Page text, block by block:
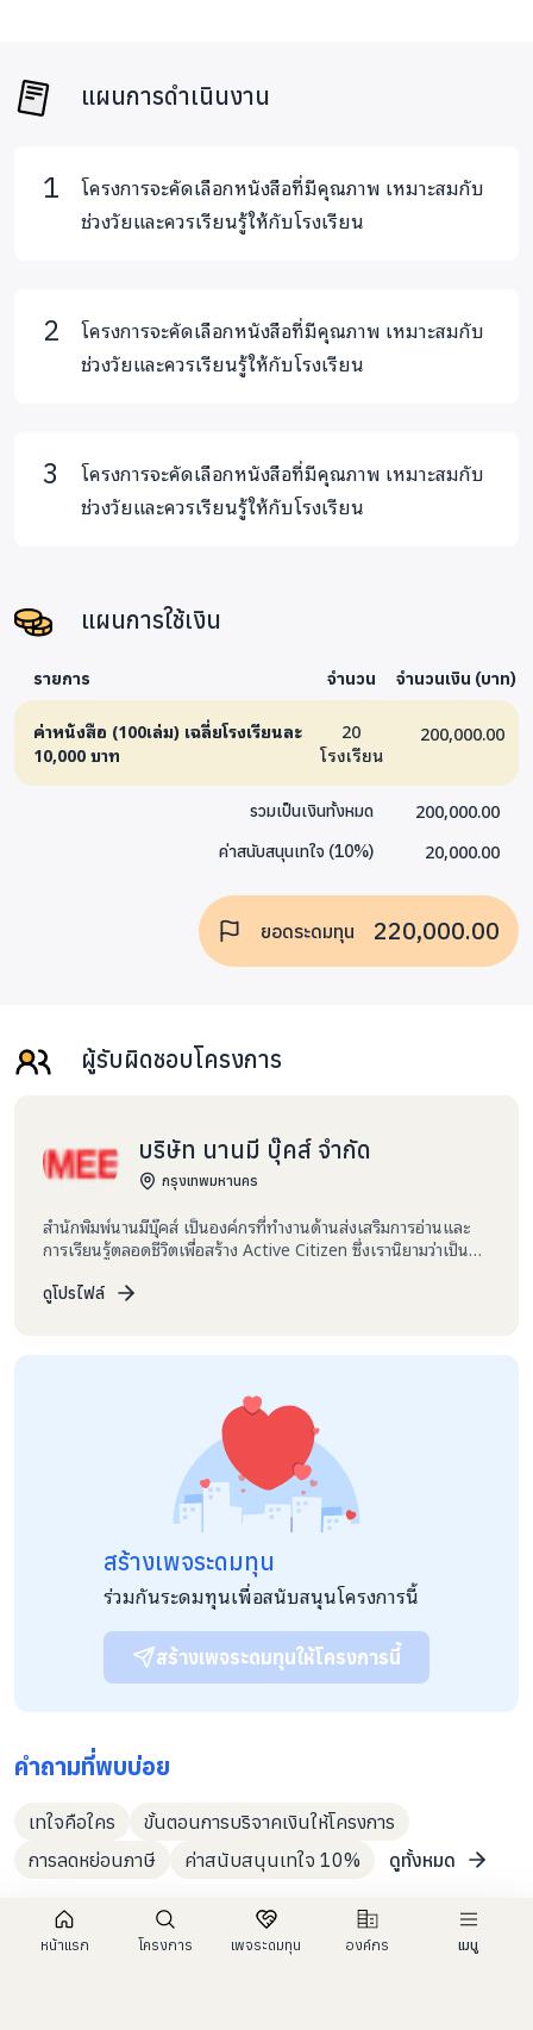
หน้าแรก โครงการ เพจระดมทุน องค์กร เมนู
แผนการดำเนินงาน
โครงการจะคัดเลือกหนังสือที่มีคุณภาพ เหมาะสมกับ
ช่วงวัยและควรเรียนรู้ให้กับโรงเรียน
โครงการจะคัดเลือกหนังสือที่มีคุณภาพ เหมาะสมกับ
ช่วงวัยและควรเรียนรู้ให้กับโรงเรียน
โครงการจะคัดเลือกหนังสือที่มีคุณภาพ เหมาะสมกับ
ช่วงวัยและควรเรียนรู้ให้กับโรงเรียน
แผนการใช้เงิน
รายการ จำนวน จำนวนเงิน (บาท)
ค่าหนังสือ (100เล่ม) เฉลี่ยโรงเรียนละ
10,000 บาท
20
โรงเรียน
200,000.00
รวมเป็นเงินทั้งหมด 200,000.00
ค่าสนับสนุนเทใจ (10%) 20,000.00
ยอดระดมทุน 220,000.00
ผู้รับผิดชอบโครงการ
บริษัท นานมี บุ๊คส์ จำกัด
กรุงเทพมหานคร
สำนักพิมพ์นานมีบุ๊คส์ เป็นองค์กรที่ทำงานด้านส่งเสริมการอ่านและ
การเรียนรู้ตลอดชีวิตเพื่อสร้าง Active Citizen ซึ่งเรานิยามว่าเป็นคน
ด้วย เพื่อเปิดโอกาสให้ทุกคนมีส่วนร่วมในการขับเคลื่อนการศึกษา
วัย มีหนังสือหลากหลายจากทั่วโลก ทั้งหนังสือเล่มและ ebook เราจึง
เชื่อมั่นว่าเครื่องมือที่ดีที่สุดในการเสริมสร้างความรู้และพัฒนา
ศักยภาพอย่างยังยืนคือหนังสือ นานมีบุ๊คส์เป็นส่วนหนึ่งในการเป็นก
ระบอกเสียงมอบหนังสือให้กับเด็กๆในโรงเรียนที่ขาดแคลนและห่าง
ไกล ทางสำนักพิมพ์จึงได้จัดทำโครงการ CSR ชื่อ “โครงการมอบ
อนาคต มอบหนังสือ” เป็นโครงการมอบโอกาสในการเรียนรู้ให้เด็ก
ความรู้ สติปัญญา หนังสือเป็นเครื่องมือทางการศึกษาที่สำคัญที่ทุก
คนสามารถเข้าถึงความรู้ เชื่อว่าอ่านหนังสือเป็นปัจจัยสำคัญในการ
พัฒนาความรู้ที่มีคุณภาพ โดยเฉพาะในโรงเรียนด้อยโอกาส นานมี
บุ๊คส์ร่วมกับเทใจ ขอเชิญชวนทุกคนร่วมมอบโอกาสในการเรียนรู้ให้
กับเด็กนักเรียน ด้วยการมอบหนังสือใหม่ หนังสือดีที่เหมาะกับวัย
เป็นการเสริมสร้างภูมิความรู้ สติปัญญา ช่วยให้นักเรียนมีชีวิตที่ดีขึ้น
นักเรียนไทยที่ขาดแคลนหรือต้องการหนังสือ ทั่วประเทศ
ดูโปรไฟล์
สร้างเพจระดมทุน
ร่วมกันระดมทุนเพื่อสนับสนุนโครงการนี้
สร้างเพจระดมทุนให้โครงการนี้
คำถามที่พบบ่อย
เทใจคือใคร
ขั้นตอนการบริจาคเงินให้โครงการ
การลดหย่อนภาษี
ค่าสนับสนุนเทใจ 10% ดูทั้งหมด